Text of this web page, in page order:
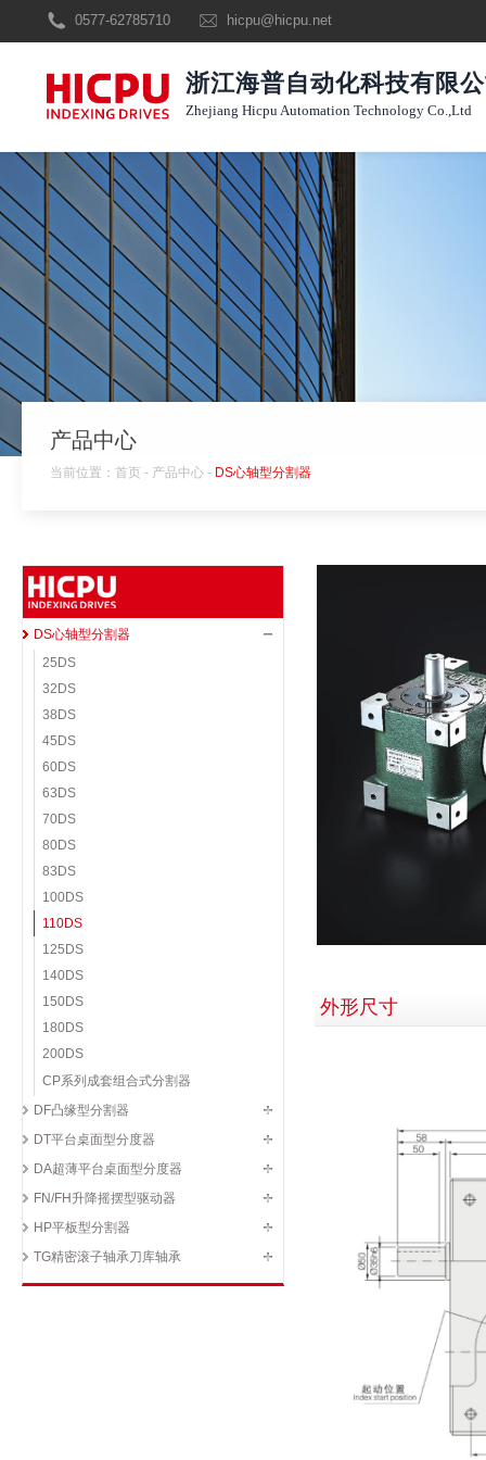
0577-62785710 hicpu@hicpu.net
浙江海普自动化科技有限
Zhejiang Hicpu Automation Technology Co.,Ltd
产品中心
当前位置： 首页 - 产品中心 - DS心轴型分割器
DS心轴型分割器
25DS
32DS
38DS
45DS
60DS
63DS
70DS
80DS
83DS
100DS
110DS
125DS
140DS
150DS
180DS
200DS
CP系列成套组合式分割器
DF凸缘型分割器
DT平台桌面型分度器
DA超薄平台桌面型分度器
FN/FH升降摇摆型驱动器
HP平板型分割器
TG精密滚子轴承刀库轴承
外形尺寸